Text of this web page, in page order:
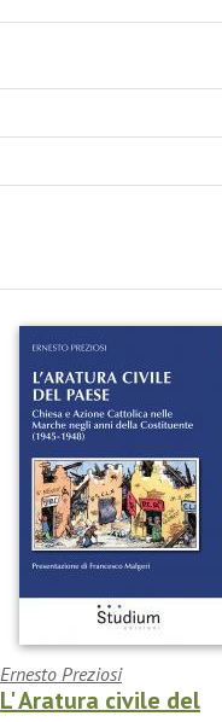
Ernesto Preziosi
L' Aratura civile del